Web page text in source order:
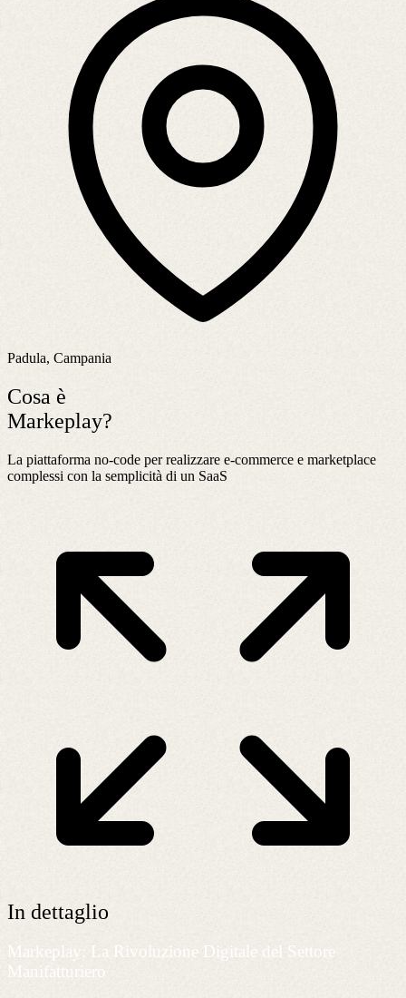
Padula, Campania
Cosa è
Markeplay?
La piattaforma no-code per realizzare e-commerce e marketplace
complessi con la semplicità di un SaaS
In dettaglio
Markeplay: La Rivoluzione Digitale del Settore
Manifatturiero